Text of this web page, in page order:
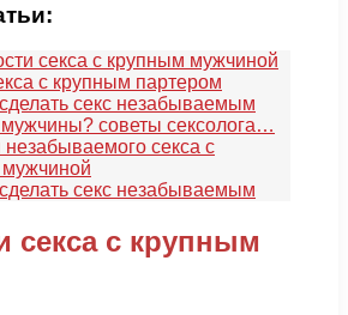
секса с крупным мужчиной
с крупным партером
секс незабываемым
советы сексолога…
секса с
секс незабываемым
секса с крупным